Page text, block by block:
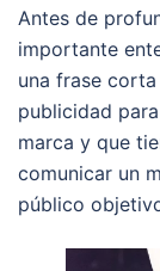
Antes de
importante
una frase
publicidad
marca y que
comunicar un
público